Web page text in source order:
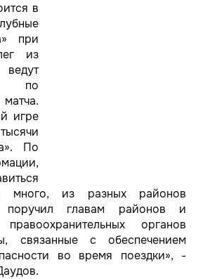
в
при
из
по
игре
По
много, из разных районов
поручил главам районов и
правоохранительных органов
связанные с обеспечением
во время поездки», -